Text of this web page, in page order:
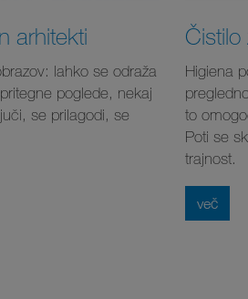
arhitekti
lahko se odraža
poglede, nekaj
se prilagodi, se
Higiena
to
Poti se
trajnost.
več